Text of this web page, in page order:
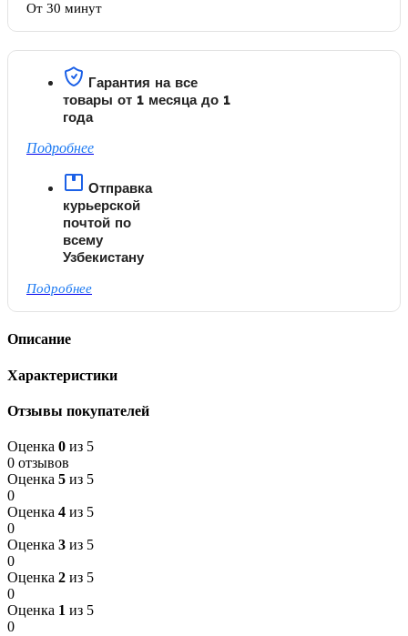
От 30 минут
Гарантия на все
товары от 1 месяца до 1
года
Подробнее
Отправка
курьерской
почтой по
всему
Узбекистану
Подробнее
Описание
Характеристики
Отзывы покупателей
Оценка 0 из 5
0 отзывов
Оценка 5 из 5
0
Оценка 4 из 5
0
Оценка 3 из 5
0
Оценка 2 из 5
0
Оценка 1 из 5
0